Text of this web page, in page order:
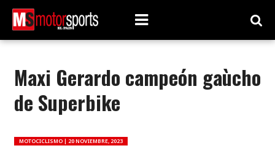
Maxi Gerardo campeón gaùcho
de Superbike
MOTOCICLISMO | 20 NOVIEMBRE, 2023